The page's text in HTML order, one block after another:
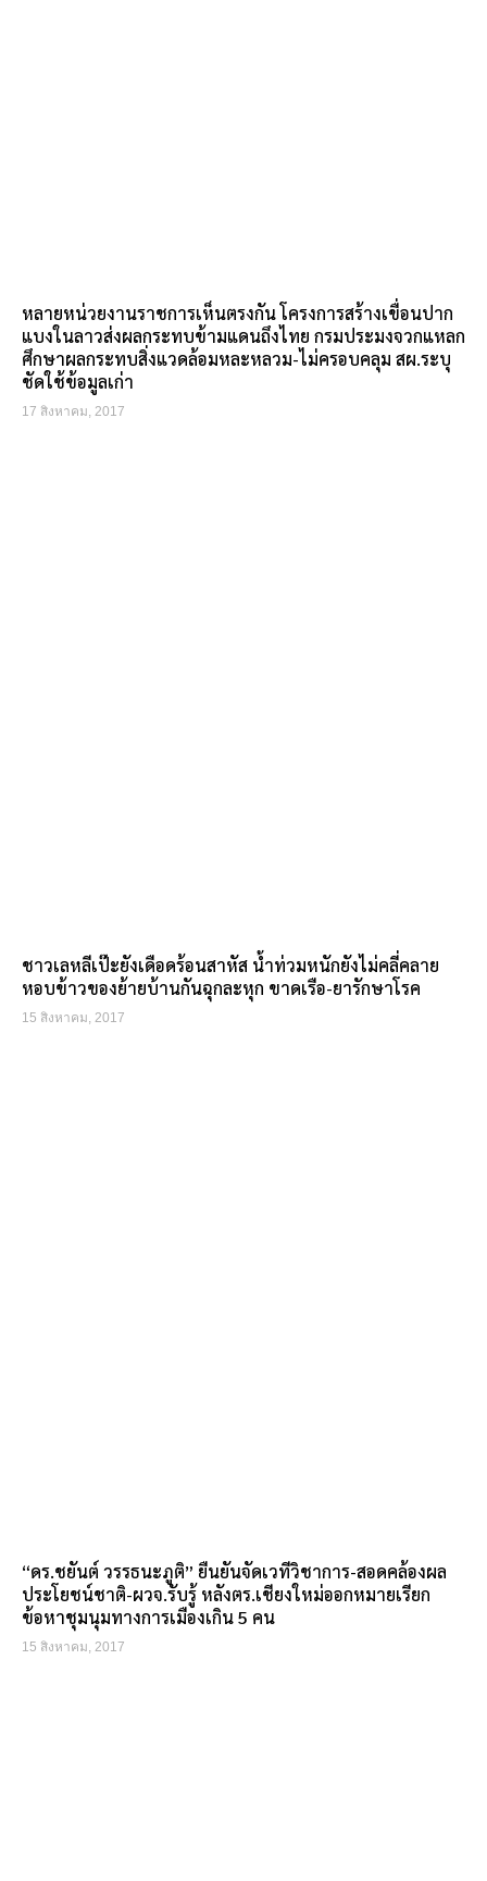
หลายหน่วยงานราชการเห็นตรงกัน โครงการสร้างเขื่อนปาก
แบงในลาวส่งผลกระทบข้ามแดนถึงไทย กรมประมงจวกแหลก
ศึกษาผลกระทบสิ่งแวดล้อมหละหลวม-ไม่ครอบคลุม สผ.ระบุ
ชัดใช้ข้อมูลเก่า
17 สิงหาคม, 2017
ชาวเลหลีเป๊ะยังเดือดร้อนสาหัส น้ำท่วมหนักยังไม่คลี่คลาย
หอบข้าวของย้ายบ้านกันฉุกละหุก ขาดเรือ-ยารักษาโรค
15 สิงหาคม, 2017
“ดร.ชยันต์ วรรธนะภูติ” ยืนยันจัดเวทีวิชาการ-สอดคล้องผล
ประโยชน์ชาติ-ผวจ.รับรู้ หลังตร.เชียงใหม่ออกหมายเรียก
ข้อหาชุมนุมทางการเมืองเกิน 5 คน
15 สิงหาคม, 2017